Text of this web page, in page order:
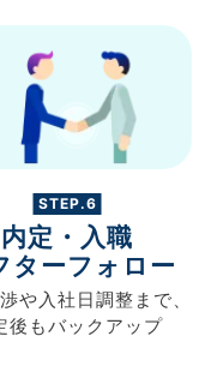
STEP.6
内定・入職
ターフォロー
や入社日調整まで、
後もバックアップ